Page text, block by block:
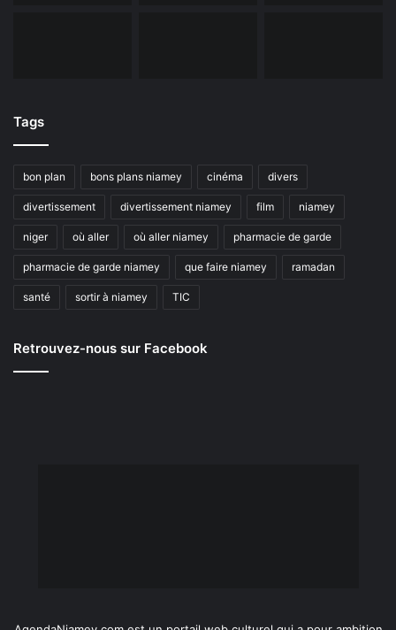
Tags
bon plan bons plans niamey cinéma divers
divertissement divertissement niamey film niamey
niger où aller où aller niamey pharmacie de garde
pharmacie de garde niamey que faire niamey ramadan
santé sortir à niamey TIC
Retrouvez-nous sur Facebook